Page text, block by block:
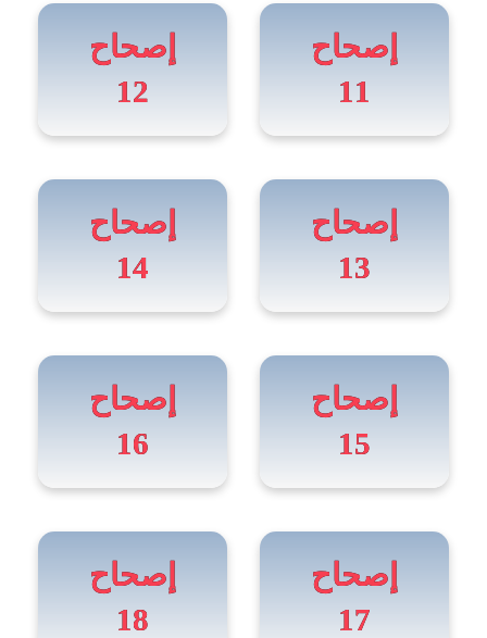
إصحاح
11
إصحاح
12
إصحاح
13
إصحاح
14
إصحاح
15
إصحاح
16
إصحاح
17
إصحاح
18